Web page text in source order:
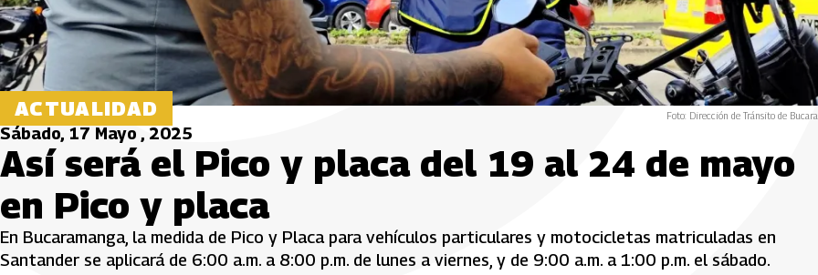
ACTUALIDAD Foto: Dirección de Tránsito de
Sábado, 17 Mayo , 2025
Así será el Pico y placa del 19 al 24 de mayo
en Pico y placa
En Bucaramanga, la medida de Pico y Placa para vehículos particulares y motocicletas matriculadas en
Santander se aplicará de 6:00 a.m. a 8:00 p.m. de lunes a viernes, y de 9:00 a.m. a 1:00 p.m. el sábado.